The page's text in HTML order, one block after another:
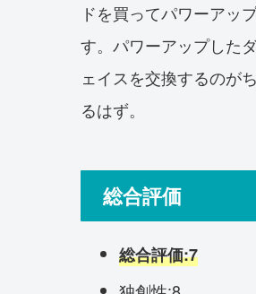
ドを買ってパワーアッ
す。パワーアップした
ェイスを交換するのが
るはず。
総合評価
総合評価:7